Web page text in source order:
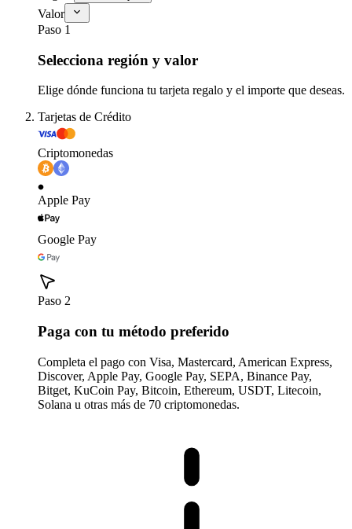
Valor
Paso 1
Selecciona región y valor
Elige dónde funciona tu tarjeta regalo y el importe que deseas.
Tarjetas de Crédito
Criptomonedas
Apple Pay
Google Pay
Paso 2
Paga con tu método preferido
Completa el pago con Visa, Mastercard, American Express,
Discover, Apple Pay, Google Pay, SEPA, Binance Pay,
Bitget, KuCoin Pay, Bitcoin, Ethereum, USDT, Litecoin,
Solana u otras más de 70 criptomonedas.